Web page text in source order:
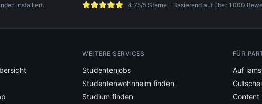
installiert. 4,75/5 Sterne - Basierend auf über 1.000
WEITERE SERVICES
Studentenjobs
Studentenwohnheim finden
Studium finden
FÜR
Auf
Content